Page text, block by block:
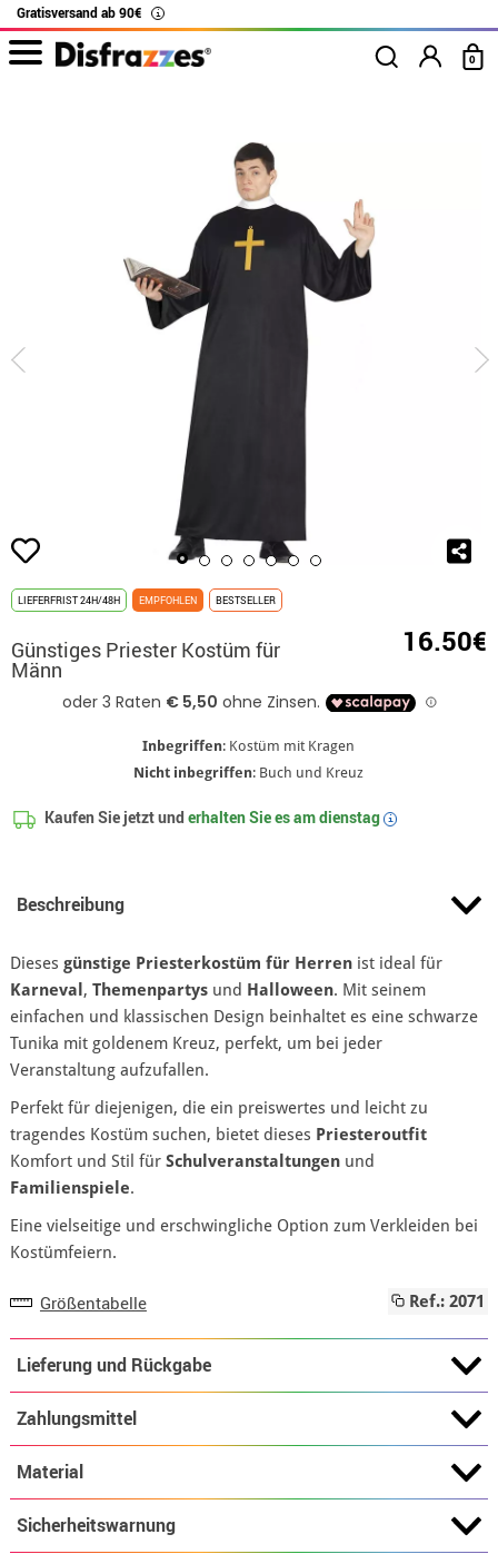
Gratisversand ab 90€ i
0
LIEFERFRIST 24H/48H EMPFOHLEN BESTSELLER
Günstiges Priester Kostüm für
Männ
16.50€
Inbegriffen: Kostüm mit Kragen
Nicht inbegriffen: Buch und Kreuz
Kaufen Sie jetzt underhalten Sie es amdienstag i
Beschreibung
Dieses günstige Priesterkostüm für Herrenist ideal für
Karneval , Themenpartysund Halloween. Mit seinem
einfachen und klassischen Design beinhaltet es eine schwarze
Tunika mit goldenem Kreuz, perfekt, um bei jeder
Veranstaltung aufzufallen.
Perfekt für diejenigen, die ein preiswertes und leicht zu
tragendes Kostüm suchen, bietet dieses Priesteroutfit
Komfort und Stil für Schulveranstaltungenund
Familienspiele.
Eine vielseitige und erschwingliche Option zum Verkleiden bei
Kostümfeiern.
Größentabelle Ref.: 2071
Lieferung und Rückgabe
Zahlungsmittel
Material
Sicherheitswarnung